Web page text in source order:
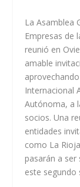
La Asamblea
Empresas de
reunió en
amable
Internacional
Autónoma, a
socios. Una
entidades
como La
pasarán a
este segundo